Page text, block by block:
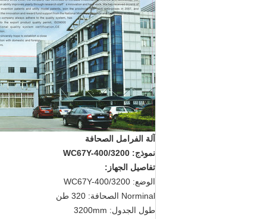
آلة الفرامل الصحافة
نموذج: WC67Y-400/3200
تفاصيل الجهاز:
الوضع: WC67Y-400/3200
Norminal الصحافة: 320 طن
طول الجدول: 3200mm